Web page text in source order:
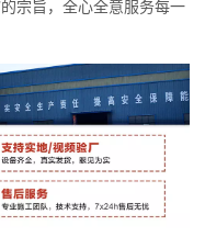
宗旨，全心全意服务每一